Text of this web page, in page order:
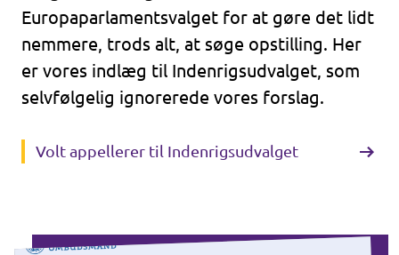
Europaparlamentsvalget for at gøre det lidt
nemmere, trods alt, at søge opstilling. Her
er vores indlæg til Indenrigsudvalget, som
selvfølgelig ignorerede vores forslag.
Volt appellerer til Indenrigsudvalget